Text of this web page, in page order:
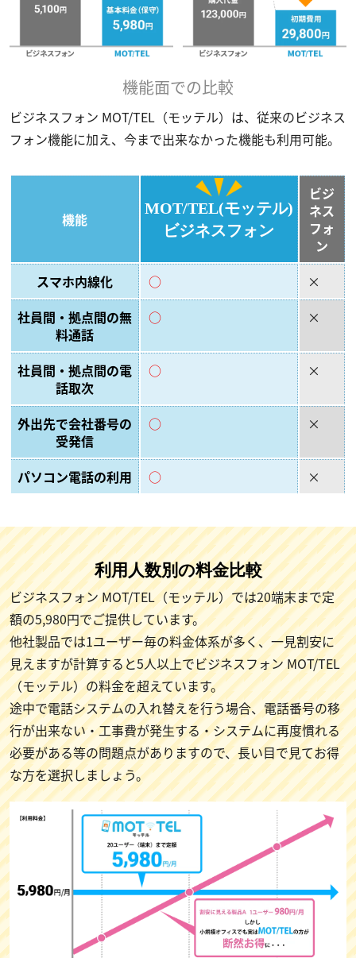
機能面での比較
ビジネスフォン MOT/TEL（モッテル）は、従来のビジネス
フォン機能に加え、今まで出来なかった機能も利用可能。
機能
MOT/TEL(モッテル)
ビジネスフォン
ビジ
ネス
フォ
ン
スマホ内線化
○
×
社員間・拠点間の無
料通話
○ ×
社員間・拠点間の電
話取次
○ ×
外出先で会社番号の
受発信
○ ×
パソコン電話の利用 ○ ×
利用人数別の料金比較
ビジネスフォン MOT/TEL（モッテル）では20端末まで定
額の5,980円でご提供しています。
他社製品では1ユーザー毎の料金体系が多く、一見割安に
見えますが計算すると5人以上でビジネスフォン MOT/TEL
（モッテル）の料金を超えています。
途中で電話システムの入れ替えを行う場合、電話番号の移
行が出来ない・工事費が発生する・システムに再度慣れる
必要がある等の問題点がありますので、長い目で見てお得
な方を選択しましょう。